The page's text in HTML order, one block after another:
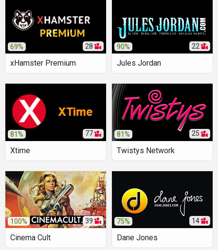
69% 28
xHamster Premium
90% 22
Jules Jordan
81% 77
Xtime
81% 25
Twistys Network
100% 39
Cinema Cult
75% 14
Dane Jones